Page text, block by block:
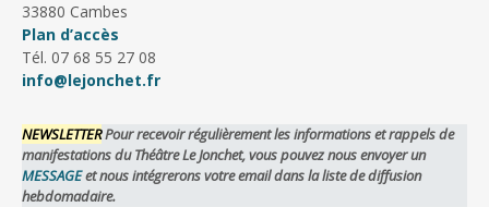
33880 Cambes
Plan d’accès
Tél. 07 68 55 27 08
info@lejonchet.fr
NEWSLETTERPour recevoir régulièrement les informations et rappels de
manifestations du Théâtre Le Jonchet, vous pouvez nous envoyer un
MESSAGEet nous intégrerons votre email dans la liste de diffusion
hebdomadaire.